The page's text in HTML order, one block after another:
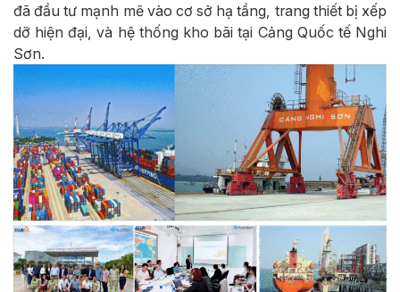
đã đầu tư mạnh mẽ vào cơ sở hạ tầng, trang thiết bị xếp
dỡ hiện đại, và hệ thống kho bãi tại Cảng Quốc tế Nghi
Sơn.